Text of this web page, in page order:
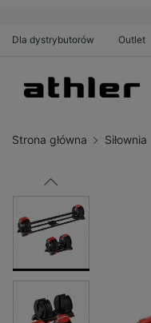
Dla dystrybutorów Outlet
Strona główna Siłownia